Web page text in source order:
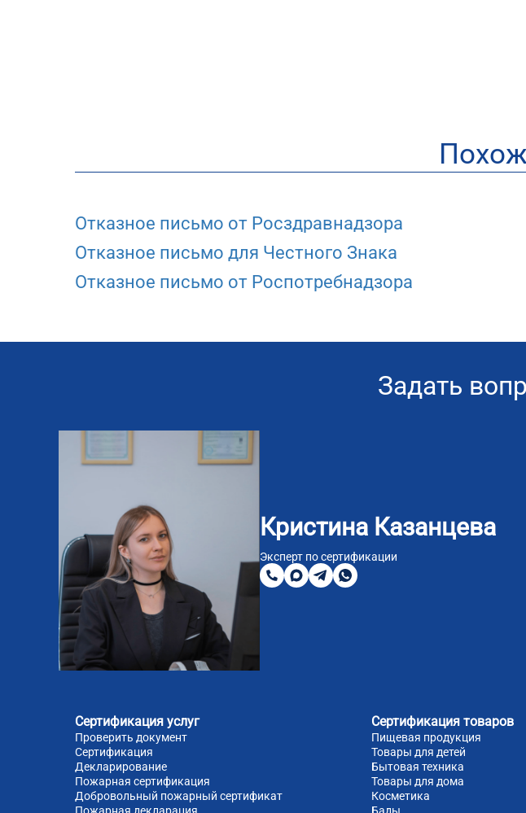
Отказное письмо от Росздравнадзора
Отказное письмо для Честного Знака
Отказное письмо от Роспотребнадзора
Задать
Кристина Казанцева
Эксперт по сертификации
800
200
51
MAXTelegram
WhatsApp
Сертификация услуг
Проверить документ
Сертификация
Декларирование
Пожарная сертификация
Добровольный пожарный сертификат
Сертификация товаров
Пищевая продукция
Товары для детей
Бытовая техника
Товары для дома
Косметика